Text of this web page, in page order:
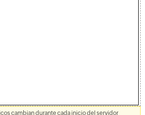
cambian durante cada inicio del servidor